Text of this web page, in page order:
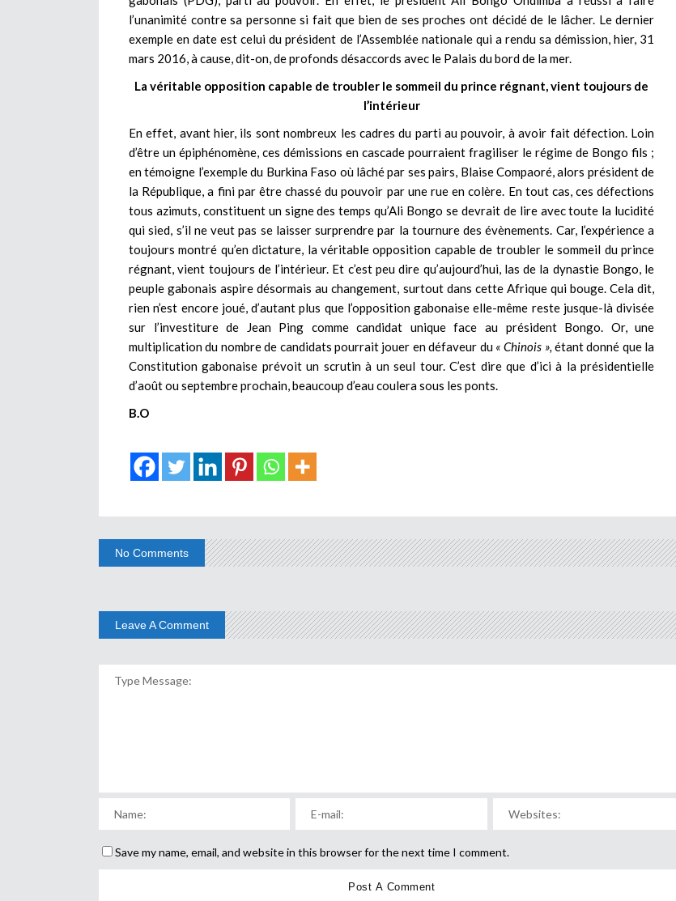
l’unanimité contre sa personne si fait que bien de ses proches ont décidé de le lâcher. Le dernier
exemple en date est celui du président de l’Assemblée nationale qui a rendu sa démission, hier, 31
mars 2016, à cause, dit-on, de profonds désaccords avec le Palais du bord de la mer.
La véritable opposition capable de troubler le sommeil du prince régnant, vient toujours de
l’intérieur
En effet, avant hier, ils sont nombreux les cadres du parti au pouvoir, à avoir fait défection. Loin
d’être un épiphénomène, ces démissions en cascade pourraient fragiliser le régime de Bongo fils ;
en témoigne l’exemple du Burkina Faso où lâché par ses pairs, Blaise Compaoré, alors président de
la République, a fini par être chassé du pouvoir par une rue en colère. En tout cas, ces défections
tous azimuts, constituent un signe des temps qu’Ali Bongo se devrait de lire avec toute la lucidité
qui sied, s’il ne veut pas se laisser surprendre par la tournure des évènements. Car, l’expérience a
toujours montré qu’en dictature, la véritable opposition capable de troubler le sommeil du prince
régnant, vient toujours de l’intérieur. Et c’est peu dire qu’aujourd’hui, las de la dynastie Bongo, le
peuple gabonais aspire désormais au changement, surtout dans cette Afrique qui bouge.Cela dit,
rien n’est encore joué, d’autant plus que l’opposition gabonaise elle-même reste jusque-là divisée
sur l’investiture de Jean Ping comme candidat unique face au président Bongo. Or, une
multiplication du nombre de candidats pourrait jouer en défaveur du « Chinois », étant donné que la
Constitution gabonaise prévoit un scrutin à un seul tour. C’est dire que d’ici à la présidentielle
d’août ou septembre prochain, beaucoup d’eau coulera sous les ponts.
B.O
No Comments
Leave A Comment
Save my name, email, and website in this browser for the next time I comment.